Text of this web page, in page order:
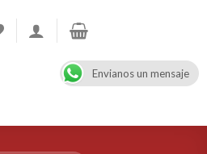
Envianos un mensaje